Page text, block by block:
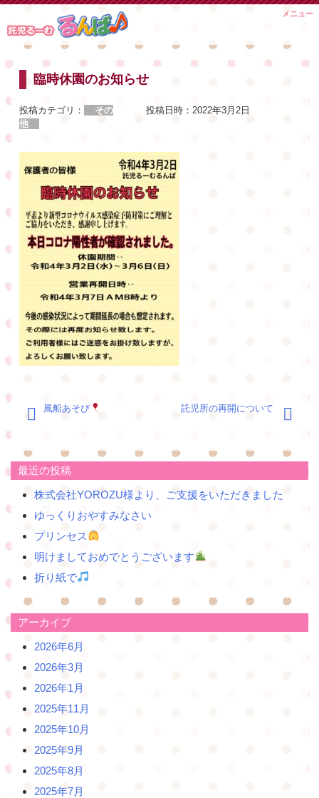
Skip
content
メニュー
臨時休園のお知らせ
投稿カテゴリ：
その
他
投稿日時： 2022年3月2日
稿
ビ
ゲ
ー
シ
ョ
風船あそび 託児所の再開について
最近の投稿
株式会社YOROZU様より、ご支援をいただきました
ゆっくりおやすみなさい
プリンセス
明けましておめでとうございます
折り紙で
アーカイブ
2026年6月
2026年3月
2026年1月
2025年11月
2025年10月
2025年9月
2025年8月
2025年7月